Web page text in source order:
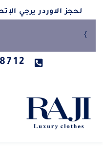
لحجز الاوردر يرجي
}